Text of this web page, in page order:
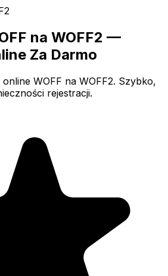
na WOFF2 —
Za Darmo
WOFF na WOFF2. Szybko,
rejestracji.